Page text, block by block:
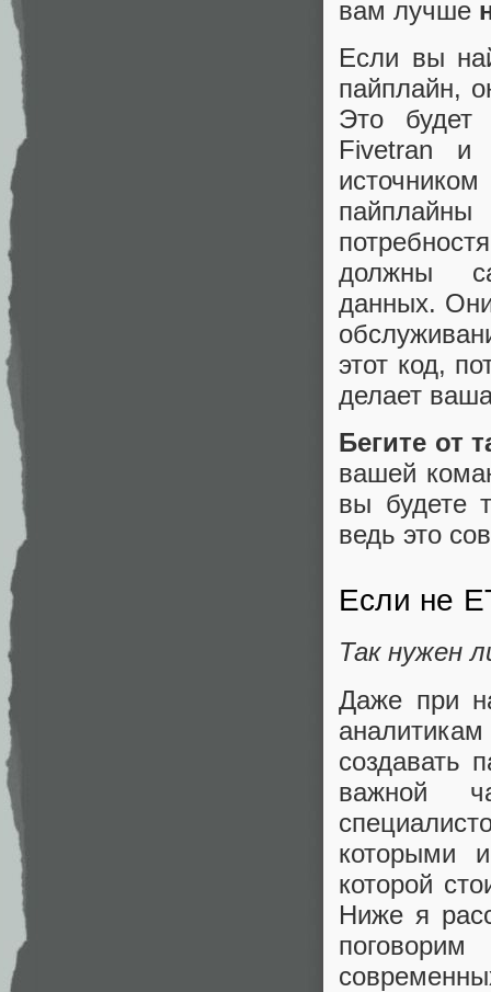
вам лучше
Если вы
пайплайн,
Это будет
Fivetran
должны
данных.
этот код,
делает
Бегите от
вашей
вы будете
ведь это
Если не
Так нужен
Даже при
создавать
важной
которыми
которой
Ниже я